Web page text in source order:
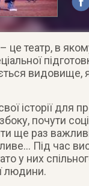
це театр, в
видовище,
історії для
почути
ще раз
Під час
у них
людини.